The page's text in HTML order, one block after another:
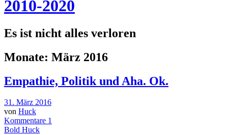
2010-2020
Es ist nicht alles verloren
Monate: März 2016
Empathie, Politik und Aha. Ok.
31. März 2016
von Huck
Kommentare 1
Bold Huck